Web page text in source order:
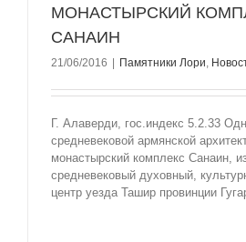
МОНАСТЫРСКИЙ
САНАИН
21/06/2016 | Памятники Лори,
Г. Алаверди, гос.индекс 5.2.33
средневековой армянской
монастырский комплекс Санаин,
средневековый духовный,
центр уезда Ташир провинции